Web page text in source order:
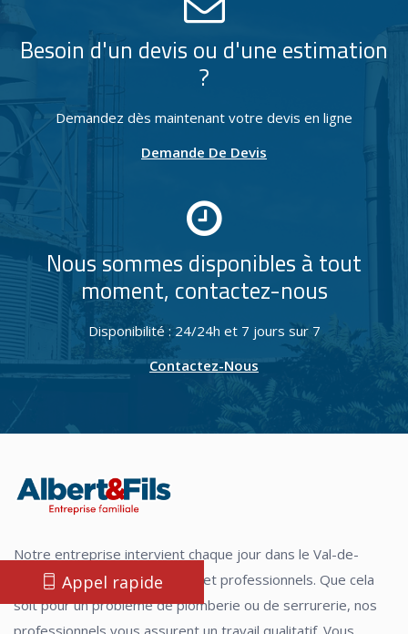
Besoin d'un devis ou d'une estimation
?
Demandez dès maintenant votre devis en ligne
Demande De Devis
Nous sommes disponibles à tout
moment, contactez-nous
Disponibilité : 24/24h et 7 jours sur 7
Contactez-Nous
Notre entreprise intervient chaque jour dans le Val-de-
Marne afin d'aider particuliers et professionnels. Que cela
soit pour un problème de plomberie ou de serrurerie, nos
professionnels vous assurent un travail qualitatif. Vous
Appel rapide